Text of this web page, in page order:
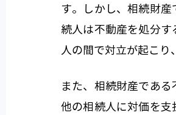
す。しかし、相続財
続人は不動産を処分
人の間で対立が起こり
また、相続財産であ
他の相続人に対価を支